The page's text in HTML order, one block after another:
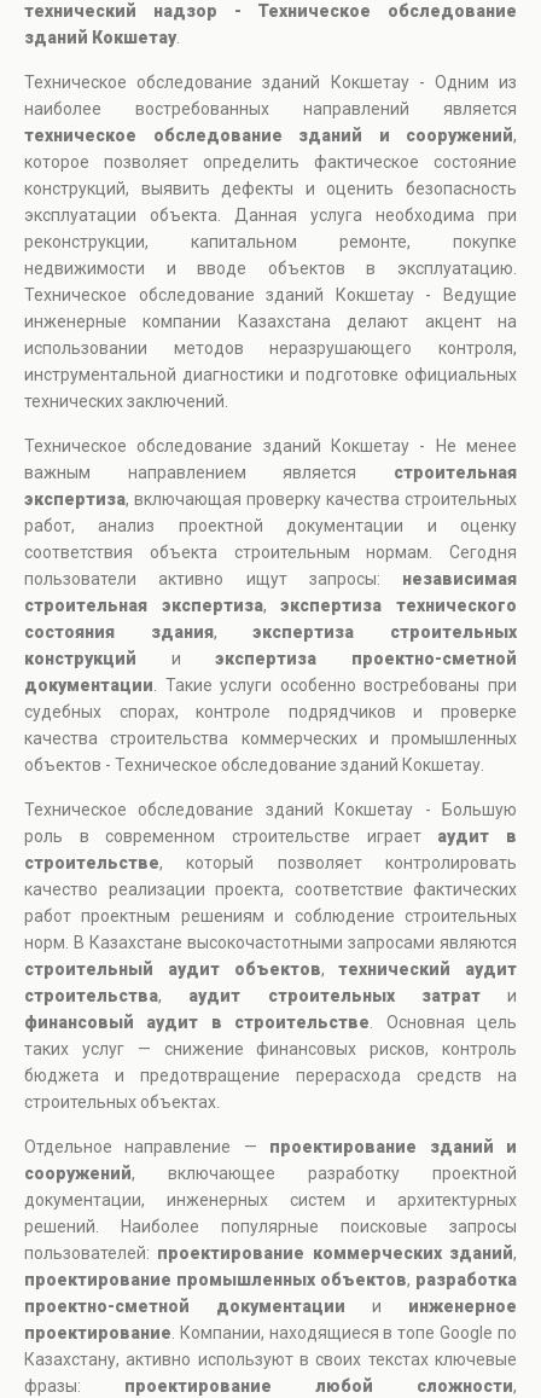
технический надзор - Техническое обследование
зданий Кокшетау.
Техническое обследование зданий Кокшетау - Одним из
наиболее востребованных направлений является
техническое обследование зданий и сооружений,
которое позволяет определить фактическое состояние
конструкций, выявить дефекты и оценить безопасность
эксплуатации объекта. Данная услуга необходима при
реконструкции, капитальном ремонте, покупке
недвижимости и вводе объектов в эксплуатацию.
Техническое обследование зданий Кокшетау - Ведущие
инженерные компании Казахстана делают акцент на
использовании методов неразрушающего контроля,
инструментальной диагностики и подготовке официальных
технических заключений.
Техническое обследование зданий Кокшетау - Не менее
важным направлением является строительная
экспертиза, включающая проверку качества строительных
работ, анализ проектной документации и оценку
соответствия объекта строительным нормам. Сегодня
пользователи активно ищут запросы: независимая
строительная экспертиза,экспертиза технического
состояния здания,экспертиза строительных
конструкций иэкспертиза проектно-сметной
документации . Такие услуги особенно востребованы при
судебных спорах, контроле подрядчиков и проверке
качества строительства коммерческих и промышленных
объектов - Техническое обследование зданий Кокшетау.
Техническое обследование зданий Кокшетау - Большую
роль в современном строительстве играет аудит в
строительстве, который позволяет контролировать
качество реализации проекта, соответствие фактических
работ проектным решениям и соблюдение строительных
норм. В Казахстане высокочастотными запросами являются
строительный аудит объектов,технический аудит
строительства, аудит строительных затрати
финансовый аудит в строительстве . Основная цель
таких услуг — снижение финансовых рисков, контроль
бюджета и предотвращение перерасхода средств на
строительных объектах.
Отдельное направление — проектирование зданий и
сооружений, включающее разработку проектной
документации, инженерных систем и архитектурных
решений. Наиболее популярные поисковые запросы
пользователей: проектирование коммерческих зданий,
проектирование промышленных объектов, разработка
проектно-сметной документации и инженерное
проектирование . Компании, находящиеся в топе Google по
Казахстану, активно используют в своих текстах ключевые
фразы: проектирование любой сложности,